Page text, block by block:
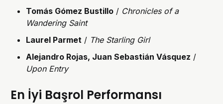
Tomás Gómez Bustillo / Chronicles of a
Wandering Saint
Laurel Parmet / The Starling Girl
Alejandro Rojas, Juan Sebastián Vásquez /
Upon Entry
En İyi Başrol Performansı